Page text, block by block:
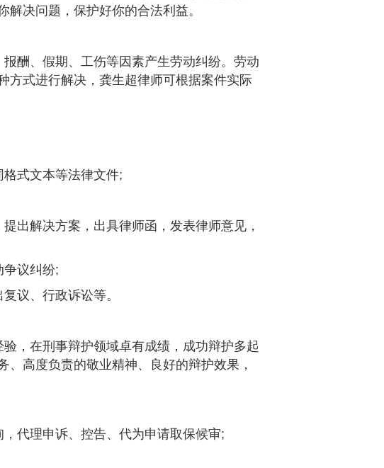
决问题，保护好你的合法利益。
酬、假期、工伤等因素产生劳动纠纷。劳动
方式进行解决，龚生超律师可根据案件实际
式文本等法律文件;
出解决方案，出具律师函，发表律师意见，
争议纠纷;
议、行政诉讼等。
，在刑事辩护领域卓有成绩，成功辩护多起
高度负责的敬业精神、良好的辩护效果，
代理申诉、控告、代为申请取保候审;